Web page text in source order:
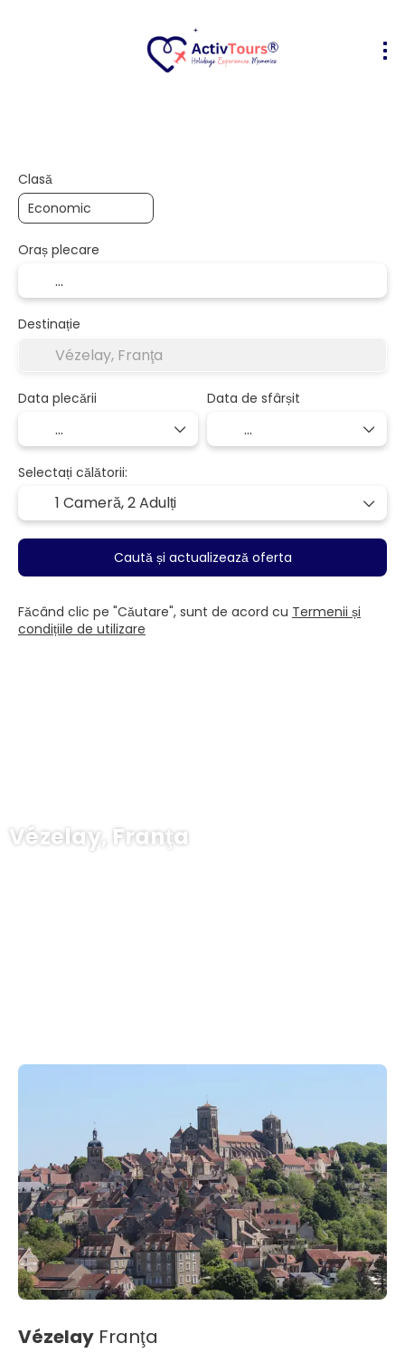
Vézelay, Franţa
Clasă
Oraș plecare
Destinație
Data plecării Data de sfârșit
Selectați călătorii:
1 Cameră,2 Adulți
Caută și actualizează oferta
Făcând clic pe "Căutare", sunt de acord cu Termenii și
condițiile de utilizare
Vézelay Franţa